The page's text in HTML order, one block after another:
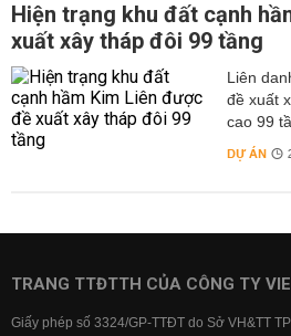
Hiện trạng khu đất cạnh
xuất xây tháp đôi 99 tầng
Liên
đề xuất
cao 99
DỰ ÁN
TRANG TTĐTTH CỦA CÔNG TY
Giấy phép số 3324/GP-TTĐT do Sở VH&TT